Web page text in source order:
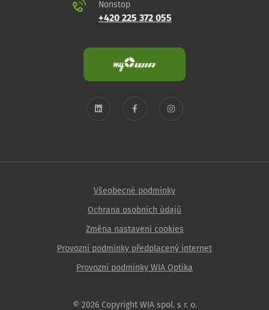
Nonstop
+420 225 372 055
Všeobecné podmínky
Ochrana osobních údajů
Změna nastavení cookies
Provozní podmínky předplacený internet
Provozní podmínky WIA Optika
© 2026 Copyright WIA spol. s r. o.